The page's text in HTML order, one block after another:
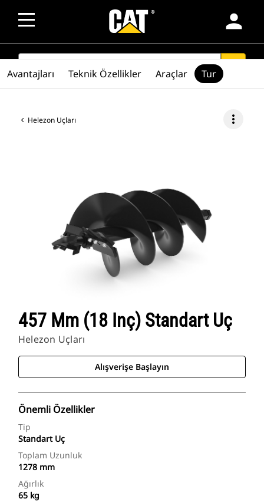
person
SEARCH
Helezon Uçları more_vert
457 Mm (18 Inç) Standart Uç
Helezon Uçları
Alışverişe Başlayın
Önemli Özellikler
Tip
Standart Uç
Toplam Uzunluk
1278 mm
Ağırlık
65 kg
Avantajları Teknik Özellikler Araçlar Tur